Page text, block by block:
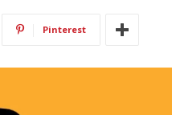
Pinterest